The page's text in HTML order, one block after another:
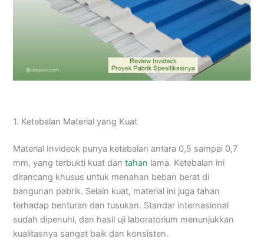
1. Ketebalan Material yang Kuat
Material Invideck punya ketebalan antara 0,5 sampai 0,7
mm, yang terbukti kuat dantahan lama. Ketebalan ini
dirancang khusus untuk menahan beban berat di
bangunan pabrik. Selain kuat, material ini juga tahan
terhadap benturan dan tusukan. Standar internasional
sudah dipenuhi, dan hasil uji laboratorium menunjukkan
kualitasnya sangat baik dan konsisten.